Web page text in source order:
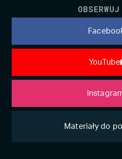
YouTube
Materiały do